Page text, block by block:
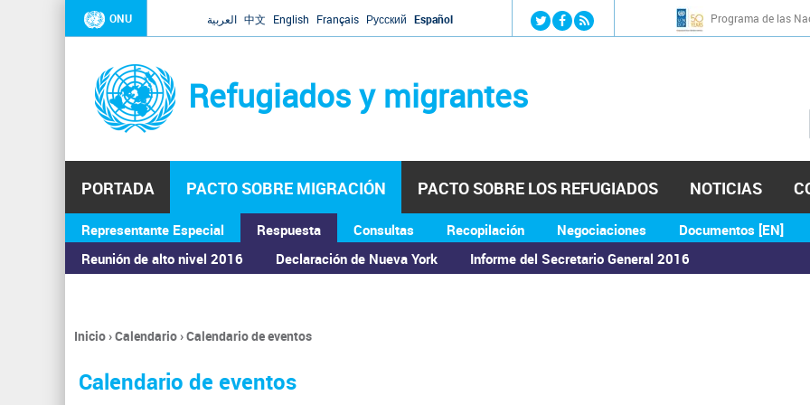
Jump to navigation
ONU العربية 中文 English Français Русский Español Programa de las
Refugiados y migrantes
PORTADA PACTO SOBRE MIGRACIÓN
Representante Especial
Respuesta
Reunión de alto nivel 2016
Declaración de Nueva York Informe del Secretario General 2016
Consultas Recopilación Negociaciones Documentos [EN]
PACTO SOBRE LOS REFUGIADOS NOTICIAS
ASAMBLEA GENERAL
Se
encuentra
usted
Inicio›Calendario›Calendario de eventos
Calendario de eventos